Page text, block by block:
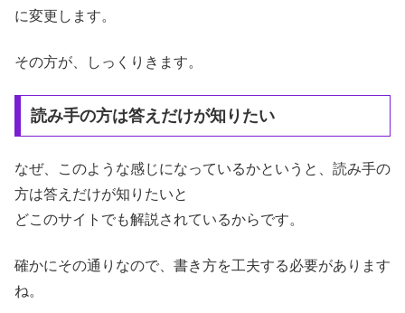
に変更します。
その方が、しっくりきます。
読み手の方は答えだけが知りたい
なぜ、このような感じになっているかというと、読み手の
方は答えだけが知りたいと
どこのサイトでも解説されているからです。
確かにその通りなので、書き方を工夫する必要があります
ね。